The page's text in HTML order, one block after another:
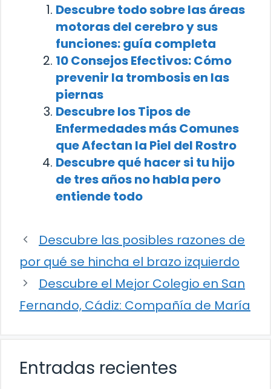
Descubre todo sobre las áreas
motoras del cerebro y sus
funciones: guía completa
10 Consejos Efectivos: Cómo
prevenir la trombosis en las
piernas
Descubre los Tipos de
Enfermedades más Comunes
que Afectan la Piel del Rostro
Descubre qué hacer si tu hijo
de tres años no habla pero
entiende todo
Descubre las posibles razones de
por qué se hincha el brazo izquierdo
Descubre el Mejor Colegio en San
Fernando, Cádiz: Compañía de María
Entradas recientes